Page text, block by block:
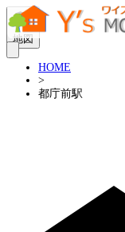
地図
HOME
>
都庁前駅